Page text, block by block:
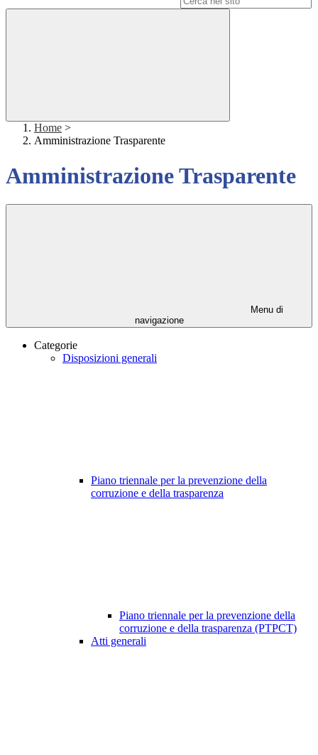
Home >
Amministrazione Trasparente
Amministrazione Trasparente
Menu di
navigazione
Categorie
Disposizioni generali
Piano triennale per la prevenzione della
corruzione e della trasparenza
Piano triennale per la prevenzione della
corruzione e della trasparenza (PTPCT)
Atti generali